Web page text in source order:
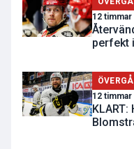
12
perfekt
12